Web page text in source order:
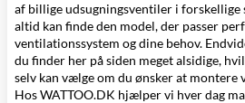
af billige udsugningsventiler i forskellige
altid kan finde den model, der passer
ventilationssystem og dine behov.
du finder her på siden meget alsidige,
selv kan vælge om du ønsker at
Hos WATTOO.DK hjælper vi hver dag